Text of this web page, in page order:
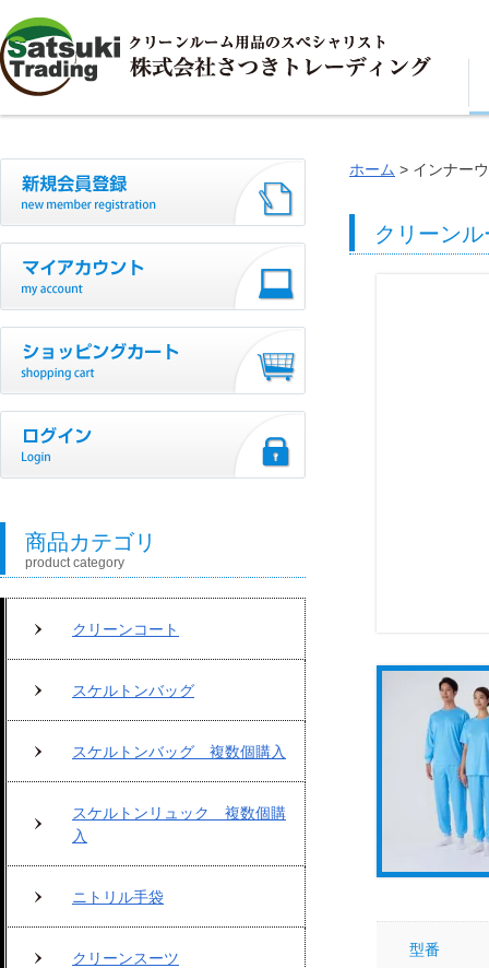
ホーム インナー
クリーン
型番
商品カテゴリ
product category
クリーンコート
スケルトンバッグ
スケルトンバッグ 複数個購入
スケルトンリュック 複数個購
入
ニトリル手袋
クリーンスーツ